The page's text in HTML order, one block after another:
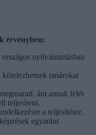
érvényben:
nyilvántartásban
kötelezhetnek tanárokat
ám annak felét
teljesíteni,
a teljesítésre,
egyaránt